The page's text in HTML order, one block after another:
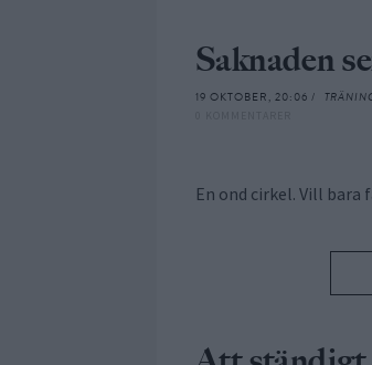
Saknaden
19 OKTOBER, 20:06 /
En ond cirkel. Vill bara